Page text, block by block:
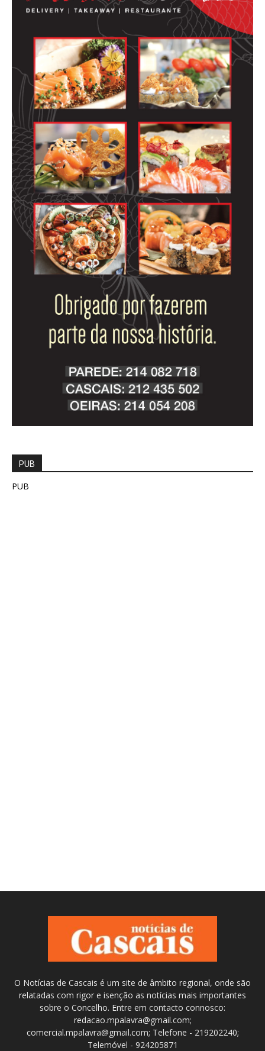
PUB
PUB
O Notícias de Cascais é um site de âmbito regional, onde são
relatadas com rigor e isenção as notícias mais importantes
sobre o Concelho. Entre em contacto connosco:
redacao.mpalavra@gmail.com;
comercial.mpalavra@gmail.com; Telefone - 219202240;
Telemóvel - 924205871